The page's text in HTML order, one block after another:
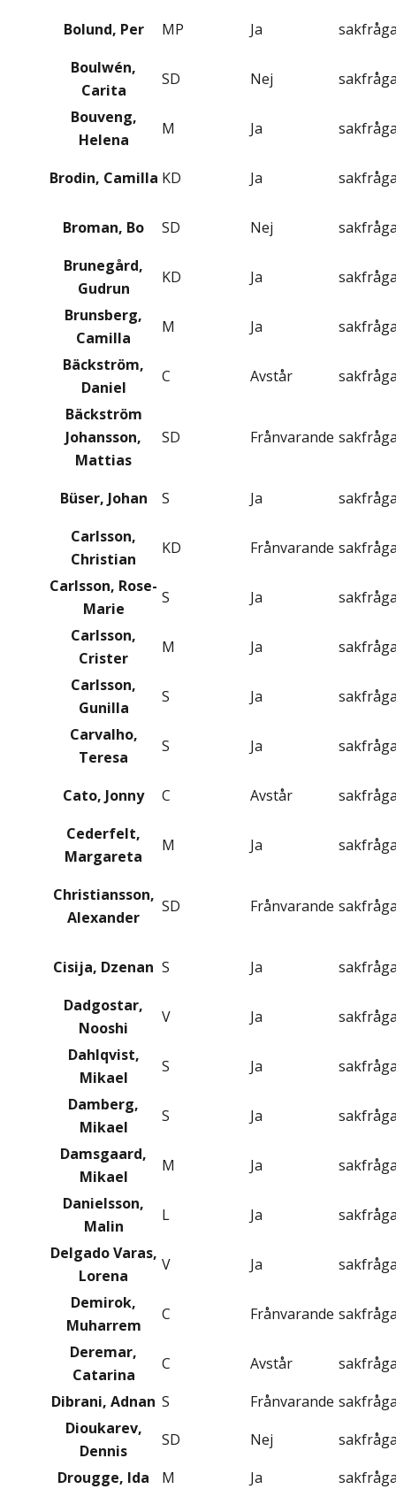
Bolund, Per
MP Ja
Boulwén,
Carita
SD Nej
Bouveng,
Helena
M Ja
Brodin, Camilla KD Ja
Broman, Bo SD Nej
Brunegård,
Gudrun
KD Ja
Brunsberg,
Camilla
M Ja
Bäckström,
Daniel
C Avstår
Bäckström
Johansson,
Mattias
SD Frånvarande
Büser, Johan S Ja
Carlsson,
Christian
KD Frånvarande
Carlsson, Rose-
Marie
S Ja
Carlsson,
Crister
M Ja
Carlsson,
Gunilla
S Ja
Carvalho,
Teresa
S Ja
Cato, Jonny C Avstår
Cederfelt,
Margareta
M Ja
Christiansson,
Alexander
SD Frånvarande
Cisija, Dzenan S Ja
Dadgostar,
Nooshi
V Ja
Dahlqvist,
Mikael
S Ja
Damberg,
Mikael
S Ja
Damsgaard,
Mikael
M Ja
Danielsson,
Malin
L Ja
Delgado Varas,
Lorena
V Ja
Demirok,
Muharrem
C Frånvarande
Deremar,
Catarina
C Avstår
Dibrani, Adnan S Frånvarande
Dioukarev,
Dennis
SD Nej
Drougge, Ida
M Ja